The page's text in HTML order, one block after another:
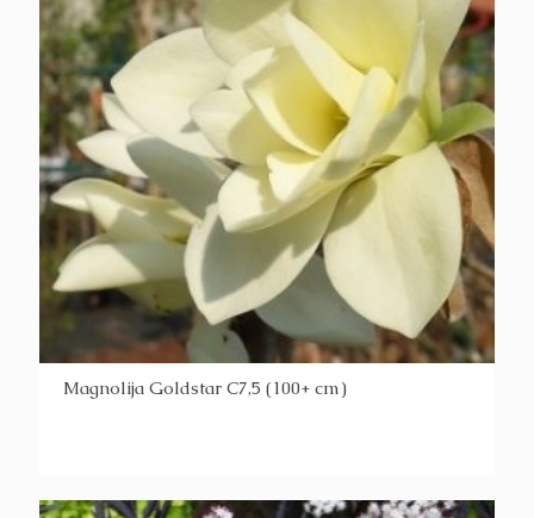
Magnolija Goldstar C7,5 (100+ cm)